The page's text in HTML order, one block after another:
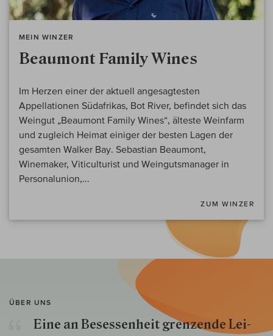
MEIN WINZER
Beaumont Family Wines
Im Herzen einer der aktuell angesagtesten
Appellationen Südafrikas, Bot River, befindet sich das
Weingut „Beaumont Family Wines“, älteste Weinfarm
und zugleich Heimat einiger der besten Lagen der
gesamten Walker Bay. Sebastian Beaumont,
Winemaker, Viticulturist und Weingutsmanager in
Personalunion,...
ZUM WINZER
ÜBER UNS
Eine an Besessenheit gren­zende Lei­